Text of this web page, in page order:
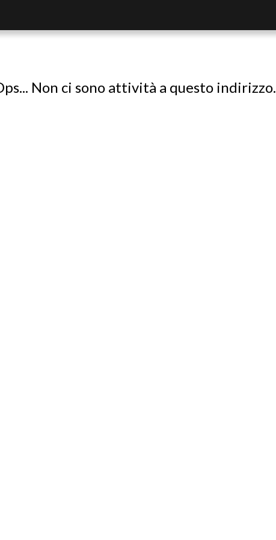
Non ci sono attività a questo indirizzo.